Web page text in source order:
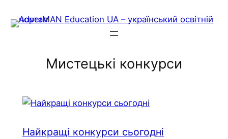
to
Мистецькі конкурси
Найкращі конкурси сьогодні